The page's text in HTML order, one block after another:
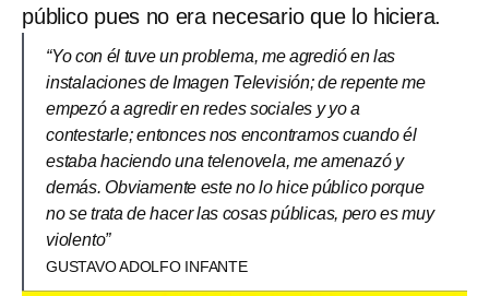
público pues no era necesario que lo hiciera.
“Yo con él tuve un problema, me agredió en las
instalaciones de Imagen Televisión; de repente me
empezó a agredir en redes sociales y yo a
contestarle; entonces nos encontramos cuando él
estaba haciendo una telenovela, me amenazó y
demás. Obviamente este no lo hice público porque
no se trata de hacer las cosas públicas, pero es muy
violento”
GUSTAVO ADOLFO INFANTE